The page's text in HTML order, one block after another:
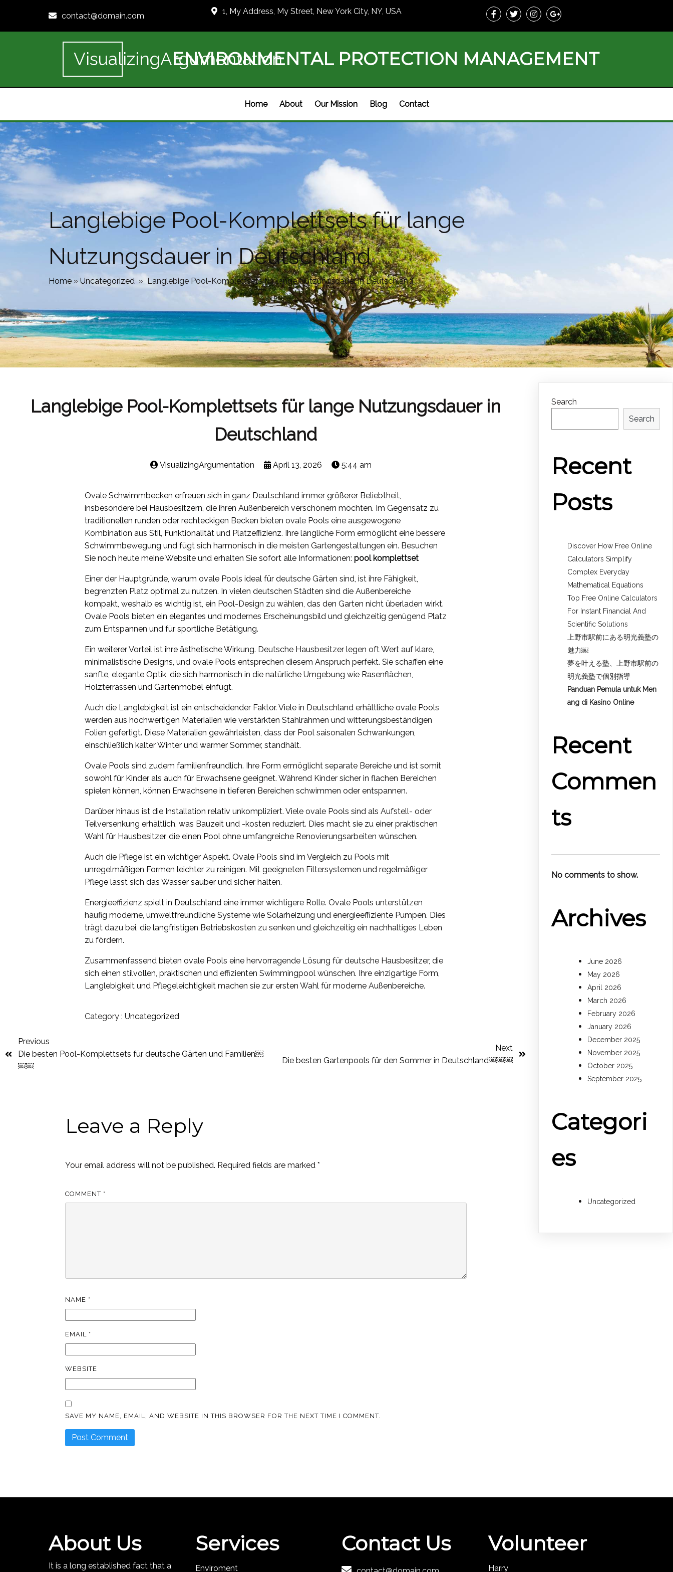
contact@domain.com 1, My Address, My Street, New York City, NY, USA
VisualizingArgumentation
ENVIRONMENTAL PROTECTION MANAGEMENT
Home About Our Mission Blog Contact
Langlebige Pool-Komplettsets für lange
Nutzungsdauer in Deutschland
Home » Uncategorized » Langlebige Pool-Komplettsets für lange Nutzungsdauer in Deutschland
Langlebige Pool-Komplettsets für lange Nutzungsdauer in
Deutschland
VisualizingArgumentation April 13, 2026 5:44 am
Ovale Schwimmbecken erfreuen sich in ganz Deutschland immer größerer Beliebtheit,
insbesondere bei Hausbesitzern, die ihren Außenbereich verschönern möchten. Im Gegensatz zu
traditionellen runden oder rechteckigen Becken bieten ovale Pools eine ausgewogene
Kombination aus Stil, Funktionalität und Platzeffizienz. Ihre längliche Form ermöglicht eine bessere
Schwimmbewegung und fügt sich harmonisch in die meisten Gartengestaltungen ein. Besuchen
Sie noch heute meine Website und erhalten Sie sofort alle Informationen:pool komplettset
Einer der Hauptgründe, warum ovale Pools ideal für deutsche Gärten sind, ist ihre Fähigkeit,
begrenzten Platz optimal zu nutzen. In vielen deutschen Städten sind die Außenbereiche
kompakt, weshalb es wichtig ist, ein Pool-Design zu wählen, das den Garten nicht überladen wirkt.
Ovale Pools bieten ein elegantes und modernes Erscheinungsbild und gleichzeitig genügend Platz
zum Entspannen und für sportliche Betätigung.
Ein weiterer Vorteil ist ihre ästhetische Wirkung. Deutsche Hausbesitzer legen oft Wert auf klare,
minimalistische Designs, und ovale Pools entsprechen diesem Anspruch perfekt. Sie schaffen eine
sanfte, elegante Optik, die sich harmonisch in die natürliche Umgebung wie Rasenflächen,
Holzterrassen und Gartenmöbel einfügt.
Auch die Langlebigkeit ist ein entscheidender Faktor. Viele in Deutschland erhältliche ovale Pools
werden aus hochwertigen Materialien wie verstärkten Stahlrahmen und witterungsbeständigen
Folien gefertigt. Diese Materialien gewährleisten, dass der Pool saisonalen Schwankungen,
einschließlich kalter Winter und warmer Sommer, standhält.
Ovale Pools sind zudem familienfreundlich. Ihre Form ermöglicht separate Bereiche und ist somit
sowohl für Kinder als auch für Erwachsene geeignet. Während Kinder sicher in flachen Bereichen
spielen können, können Erwachsene in tieferen Bereichen schwimmen oder entspannen.
Darüber hinaus ist die Installation relativ unkompliziert. Viele ovale Pools sind als Aufstell- oder
Teilversenkung erhältlich, was Bauzeit und -kosten reduziert. Dies macht sie zu einer praktischen
Wahl für Hausbesitzer, die einen Pool ohne umfangreiche Renovierungsarbeiten wünschen.
Auch die Pflege ist ein wichtiger Aspekt. Ovale Pools sind im Vergleich zu Pools mit
unregelmäßigen Formen leichter zu reinigen. Mit geeigneten Filtersystemen und regelmäßiger
Pflege lässt sich das Wasser sauber und sicher halten.
Energieeffizienz spielt in Deutschland eine immer wichtigere Rolle. Ovale Pools unterstützen
häufig moderne, umweltfreundliche Systeme wie Solarheizung und energieeffiziente Pumpen. Dies
trägt dazu bei, die langfristigen Betriebskosten zu senken und gleichzeitig ein nachhaltiges Leben
zu fördern.
Zusammenfassend bieten ovale Pools eine hervorragende Lösung für deutsche Hausbesitzer, die
sich einen stilvollen, praktischen und effizienten Swimmingpool wünschen. Ihre einzigartige Form,
Langlebigkeit und Pflegeleichtigkeit machen sie zur ersten Wahl für moderne Außenbereiche.
Category : Uncategorized
Previous
Die besten Pool-Komplettsets für deutsche Gärten und Familien￼
￼￼
Next
Die besten Gartenpools für den Sommer in Deutschland￼￼￼
Leave a Reply
Your email address will not be published. Required fields are marked*
COMMENT *
NAME *
EMAIL *
WEBSITE
SAVE MY NAME, EMAIL, AND WEBSITE IN THIS BROWSER FOR THE NEXT TIME I COMMENT.
Search
Search
Recent
Posts
Discover How Free Online
Calculators Simplify
Complex Everyday
Mathematical Equations
Top Free Online Calculators
For Instant Financial And
Scientific Solutions
上野市駅前にある明光義塾の
魅力￼
夢を叶える塾、上野市駅前の
明光義塾で個別指導
Panduan Pemula untuk Men
ang di Kasino Online
Recent
Commen
ts
No comments to show.
Archives
June 2026
May 2026
April 2026
March 2026
February 2026
January 2026
December 2025
November 2025
October 2025
September 2025
Categori
es
Uncategorized
About Us
It is a long established fact that a
Services
Enviroment
Contact Us Volunteer
Harry